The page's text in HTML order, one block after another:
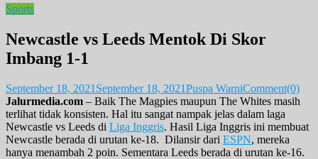
Sports
Newcastle vs Leeds Mentok Di Skor
Imbang 1-1
September 18, 2021 September 18, 2021Puspa WarniComment(0)
Jalurmedia.com – Baik The Magpies maupun The Whites masih
terlihat tidak konsisten. Hal itu sangat nampak jelas dalam laga
Newcastle vs Leeds di Liga Inggris. Hasil Liga Inggris ini membuat
Newcastle berada di urutan ke-18. Dilansir dari ESPN, mereka
hanya menambah 2 poin. Sementara Leeds berada di urutan ke-16.